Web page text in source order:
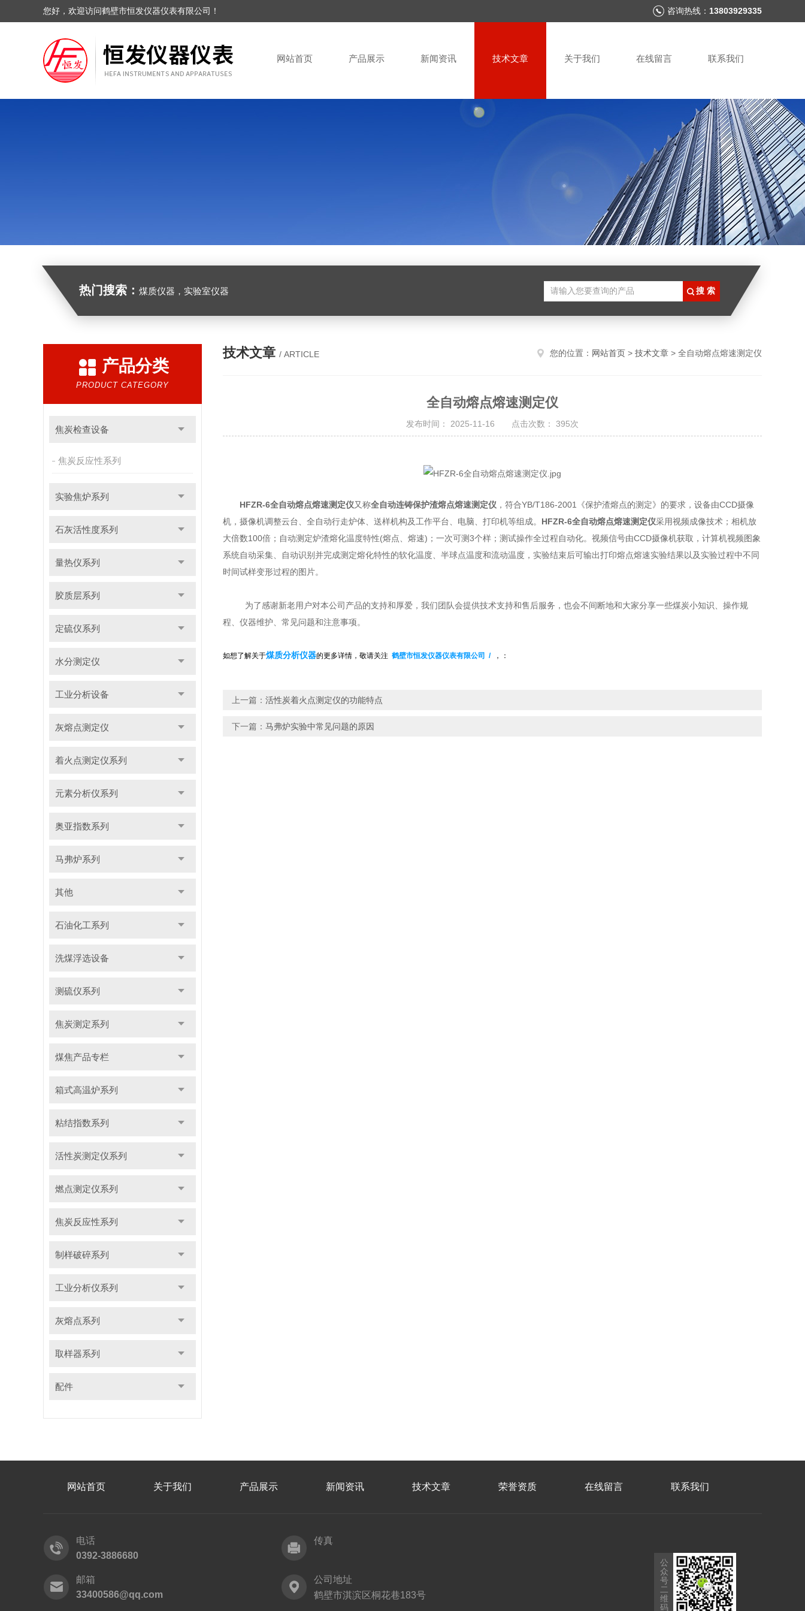
您好，欢迎访问鹤壁市恒发仪器仪表有限公司！ 咨询热线： 13803929335
网站首页 产品展示 新闻资讯 技术文章 关于我们 在线留言 联系我们
热门搜索： 煤质仪器，实验室仪器
产品分类
PRODUCT CATEGORY
焦炭检查设备
焦炭反应性系列
实验焦炉系列
石灰活性度系列
量热仪系列
胶质层系列
定硫仪系列
水分测定仪
工业分析设备
灰熔点测定仪
着火点测定仪系列
元素分析仪系列
奥亚指数系列
马弗炉系列
其他
石油化工系列
洗煤浮选设备
测硫仪系列
焦炭测定系列
煤焦产品专栏
箱式高温炉系列
粘结指数系列
活性炭测定仪系列
燃点测定仪系列
焦炭反应性系列
制样破碎系列
工业分析仪系列
灰熔点系列
取样器系列
配件
技术文章 / ARTICLE 您的位置： 网站首页 > 技术文章 > 全自动熔点熔速测定仪
全自动熔点熔速测定仪
发布时间： 2025-11-16 点击次数： 395次
HFZR-6全自动熔点熔速测定仪又称全自动连铸保护渣熔点熔速测定仪 ，符合YB/T186-2001《保护渣熔点的测定》的要求，设备由CCD摄像
机，摄像机调整云台、全自动行走炉体、送样机构及工作平台、电脑、打印机等组成。 HFZR-6全自动熔点熔速测定仪采用视频成像技术；相机放
大倍数100倍 ； 自动测定炉渣熔化温度特性(熔点、熔速) ； 一次可测3个样；测试操作全过程自动化。 视频信号由CCD摄像机获取，计算机视频图象
系统自动采集、自动识别并完成测定熔化特性的软化温度、半球点温度和流动温度，实验结束后可输出打印熔点熔速实验结果以及实验过程中不同
时间试样变形过程的图片。
为了感谢新老用户对本公司产品的支持和厚爱，我们团队会提供技术支持和售后服务，也会不间断地和大家分享一些煤炭小知识、操作规
程、仪器维护、常见问题和注意事项。
如想了解关于煤质分析仪器的更多详情，敬请关注 鹤壁市恒发仪器仪表有限公司 / ，：
上一篇： 活性炭着火点测定仪的功能特点
下一篇： 马弗炉实验中常见问题的原因
网站首页 关于我们 产品展示 新闻资讯 技术文章 荣誉资质 在线留言 联系我们
电话
0392-3886680
传真
邮箱
33400586@qq.com
公司地址
鹤壁市淇滨区桐花巷183号
公
众
号
二
维
码